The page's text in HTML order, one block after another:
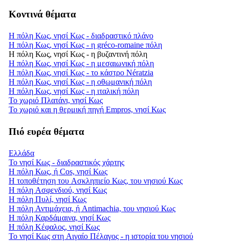
Κοντινά θέματα
Η πόλη Κως, νησί Κως - διαδραστικό πλάνο
Η πόλη Κως, νησί Κως - η gréco-romaine πόλη
Η πόλη Κως, νησί Κως - η βυζαντινή πόλη
Η πόλη Κως, νησί Κως - η μεσαιωνική πόλη
Η πόλη Κως, νησί Κως - το κάστρο Nératzia
Η πόλη Κως, νησί Κως - η οθωμανική πόλη
Η πόλη Κως, νησί Κως - η ιταλική πόλη
Το χωριό Πλατάνι, νησί Κως
Το χωριό και η θερμική πηγή Empros, νησί Κως
Πιό ευρέα θέματα
Ελλάδα
Το νησί Κως - διαδραστικός χάρτης
Η πόλη Κως, ή Cos, νησί Κως
Η τοποθέτηση του Ασκληπιείο Κως, του νησιού Κως
Η πόλη Ασφενδιού, νησί Κως
Η πόλη Πυλί, νησί Κως
Η πόλη Αντιμάχεια, ή Antimachia, του νησιού Κως
Η πόλη Καρδάμαινα, νησί Κως
Η πόλη Κέφαλος, νησί Κως
Το νησί Κως στη Αιγαίο Πέλαγος - η ιστορία του νησιού